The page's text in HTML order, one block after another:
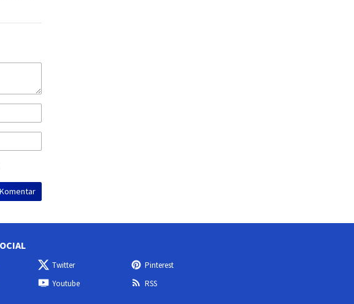
Twitter
Pinterest
Youtube RSS